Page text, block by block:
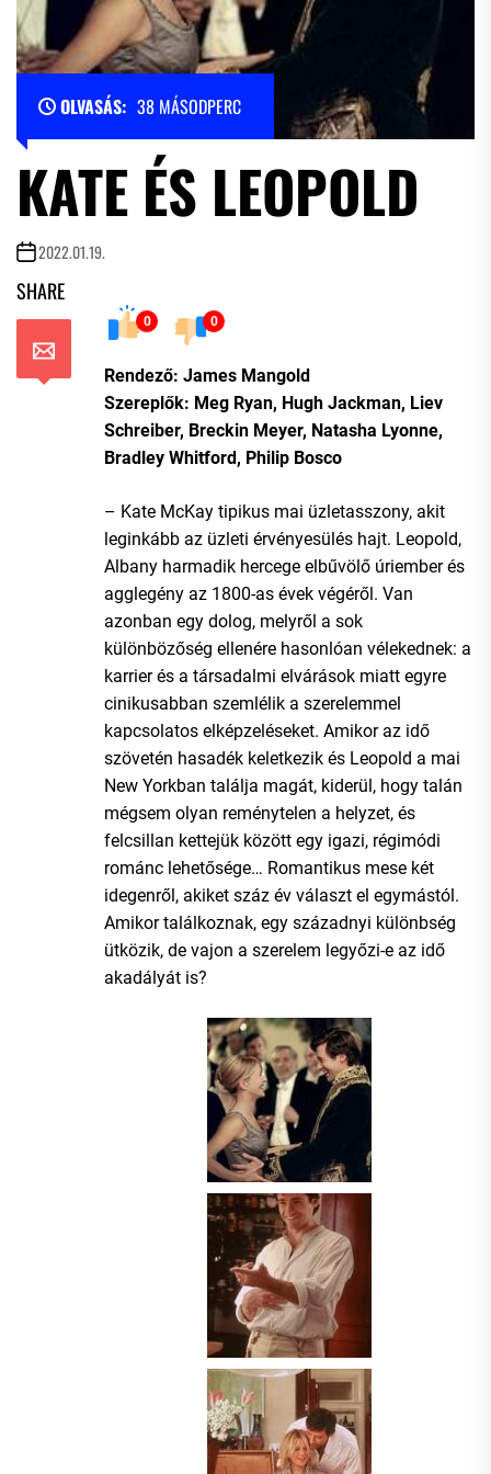
OLVASÁS: 38 MÁSODPERC
KATE ÉS LEOPOLD
2022.01.19.
SHARE
0 0
Rendező: James Mangold
Szereplők: Meg Ryan, Hugh Jackman, Liev
Schreiber, Breckin Meyer, Natasha Lyonne,
Bradley Whitford, Philip Bosco
– Kate McKay tipikus mai üzletasszony, akit
leginkább az üzleti érvényesülés hajt. Leopold,
Albany harmadik hercege elbűvölő úriember és
agglegény az 1800-as évek végéről. Van
azonban egy dolog, melyről a sok
különbözőség ellenére hasonlóan vélekednek: a
karrier és a társadalmi elvárások miatt egyre
cinikusabban szemlélik a szerelemmel
kapcsolatos elképzeléseket. Amikor az idő
szövetén hasadék keletkezik és Leopold a mai
New Yorkban találja magát, kiderül, hogy talán
mégsem olyan reménytelen a helyzet, és
felcsillan kettejük között egy igazi, régimódi
románc lehetősége… Romantikus mese két
idegenről, akiket száz év választ el egymástól.
Amikor találkoznak, egy századnyi különbség
ütközik, de vajon a szerelem legyőzi-e az idő
akadályát is?